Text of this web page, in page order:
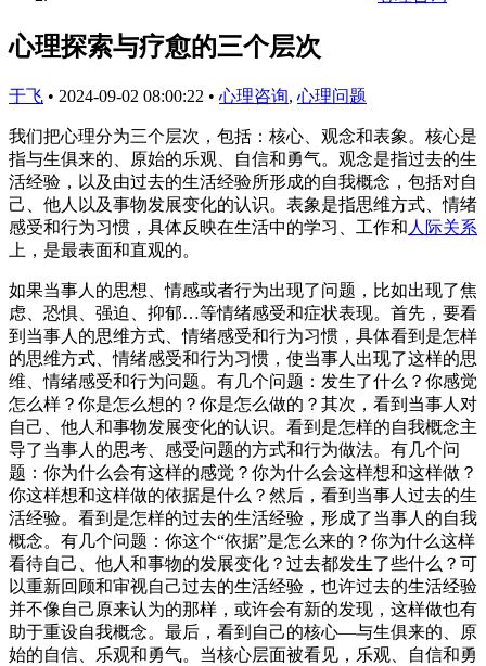
心理探索与疗愈的三个层次
于飞 • 2024-09-02 08:00:22 • 心理咨询, 心理问题
我们把心理分为三个层次，包括：核心、观念和表象。核心是
指与生俱来的、原始的乐观、自信和勇气。观念是指过去的生
活经验，以及由过去的生活经验所形成的自我概念，包括对自
己、他人以及事物发展变化的认识。表象是指思维方式、情绪
感受和行为习惯，具体反映在生活中的学习、工作和 人际关系
上，是最表面和直观的。
如果当事人的思想、情感或者行为出现了问题，比如出现了焦
虑、恐惧、强迫、抑郁…等情绪感受和症状表现。首先，要看
到当事人的思维方式、情绪感受和行为习惯，具体看到是怎样
的思维方式、情绪感受和行为习惯，使当事人出现了这样的思
维、情绪感受和行为问题。有几个问题：发生了什么？你感觉
怎么样？你是怎么想的？你是怎么做的？其次，看到当事人对
自己、他人和事物发展变化的认识。看到是怎样的自我概念主
导了当事人的思考、感受问题的方式和行为做法。有几个问
题：你为什么会有这样的感觉？你为什么会这样想和这样做？
你这样想和这样做的依据是什么？然后，看到当事人过去的生
活经验。看到是怎样的过去的生活经验，形成了当事人的自我
概念。有几个问题：你这个“依据”是怎么来的？你为什么这样
看待自己、他人和事物的发展变化？过去都发生了些什么？可
以重新回顾和审视自己过去的生活经验，也许过去的生活经验
并不像自己原来认为的那样，或许会有新的发现，这样做也有
助于重设自我概念。最后，看到自己的核心—与生俱来的、原
始的自信、乐观和勇气。当核心层面被看见，乐观、自信和勇